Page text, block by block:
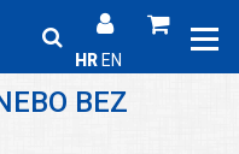
HR EN
BEZ